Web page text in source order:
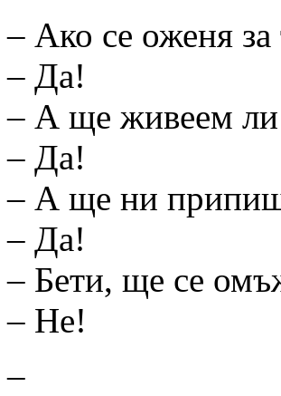
– Ако се оженя
– Да!
– А ще живеем ли
– Да!
– А ще ни
– Да!
– Бети, ще се
– Не!
–